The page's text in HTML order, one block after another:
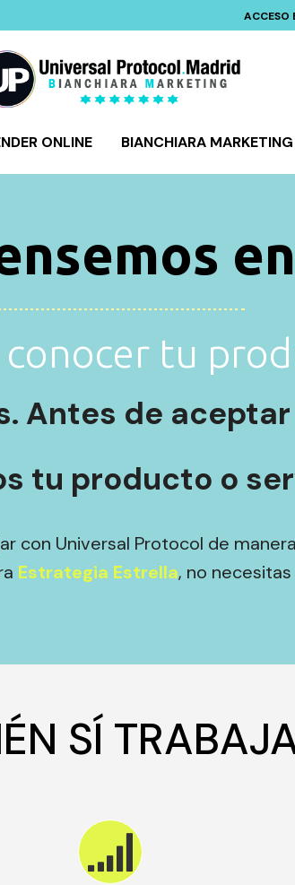
ACCESO
ONLINE BIANCHIARA MARKETING
conocer tu
Antes de
tu producto o
con Universal Protocol de
Estrategia Estrella, no
SÍ